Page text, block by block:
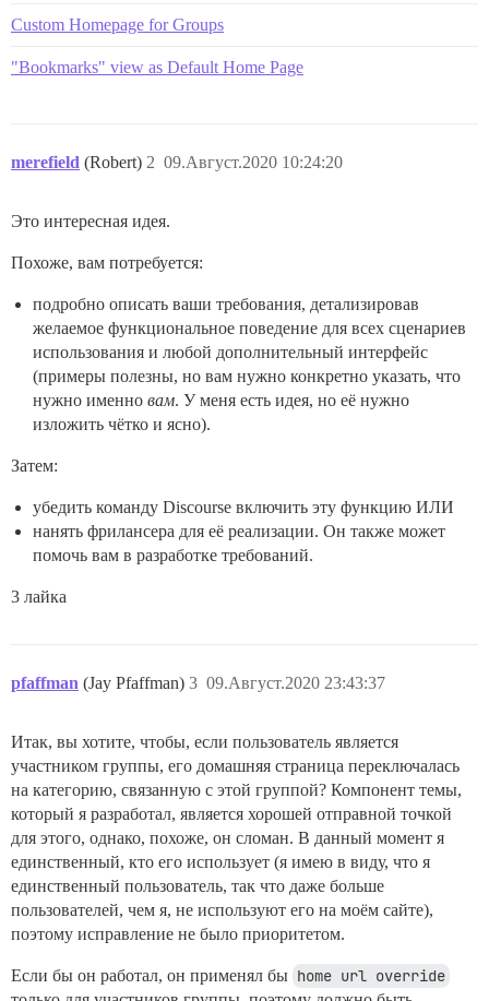
Custom Homepage for Groups
"Bookmarks" view as Default Home Page
merefield (Robert) 09.Август.2020 10:24:20
2
Это интересная идея.
Похоже, вам потребуется:
подробно описать ваши требования, детализировав
желаемое функциональное поведение для всех сценариев
использования и любой дополнительный интерфейс
(примеры полезны, но вам нужно конкретно указать, что
нужно именно вам. У меня есть идея, но её нужно
изложить чётко и ясно).
Затем:
убедить команду Discourse включить эту функцию ИЛИ
нанять фрилансера для её реализации. Он также может
помочь вам в разработке требований.
3 лайка
pfaffman (Jay Pfaffman) 09.Август.2020 23:43:37
3
Итак, вы хотите, чтобы, если пользователь является
участником группы, его домашняя страница переключалась
на категорию, связанную с этой группой? Компонент темы,
который я разработал, является хорошей отправной точкой
для этого, однако, похоже, он сломан. В данный момент я
единственный, кто его использует (я имею в виду, что я
единственный пользователь, так что даже больше
пользователей, чем я, не используют его на моём сайте),
поэтому исправление не было приоритетом.
Если бы он работал, он применял бы home url override